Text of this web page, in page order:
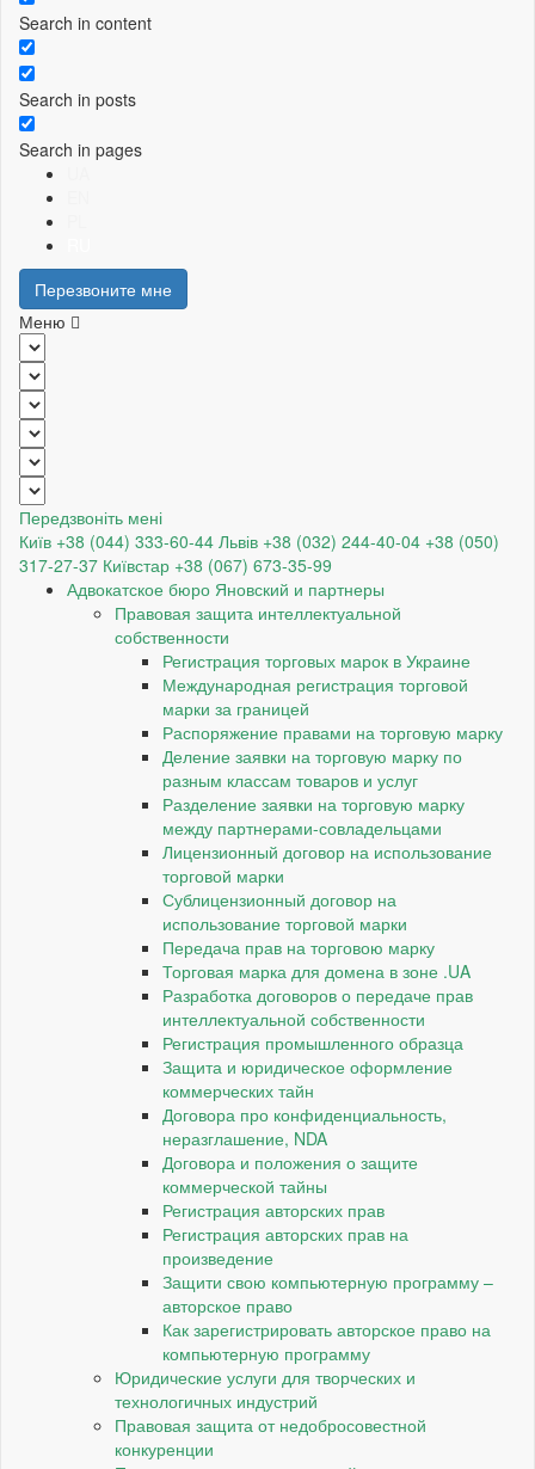
Search in content
Search in posts
Search in pages
Перезвоните мне
Меню
Передзвоніть мені
Київ +38 (044) 333-60-44 Львів +38 (032) 244-40-04 +38 (050)
317-27-37 Київстар +38 (067) 673-35-99
Адвокатское бюро Яновский и партнеры
Правовая защита интеллектуальной
собственности
Регистрация торговых марок в Украине
Международная регистрация торговой
марки за границей
Распоряжение правами на торговую марку
Деление заявки на торговую марку по
разным классам товаров и услуг
Разделение заявки на торговую марку
между партнерами-совладельцами
Лицензионный договор на использование
торговой марки
Сублицензионный договор на
использование торговой марки
Передача прав на торговою марку
Торговая марка для домена в зоне .UA
Разработка договоров о передаче прав
интеллектуальной собственности
Регистрация промышленного образца
Защита и юридическое оформление
коммерческих тайн
Договора про конфиденциальность,
неразглашение, NDA
Договора и положения о защите
коммерческой тайны
Регистрация авторских прав
Регистрация авторских прав на
произведение
Защити свою компьютерную программу –
авторское право
Как зарегистрировать авторское право на
компьютерную программу
Юридические услуги для творческих и
технологичных индустрий
Правовая защита от недобросовестной
конкуренции